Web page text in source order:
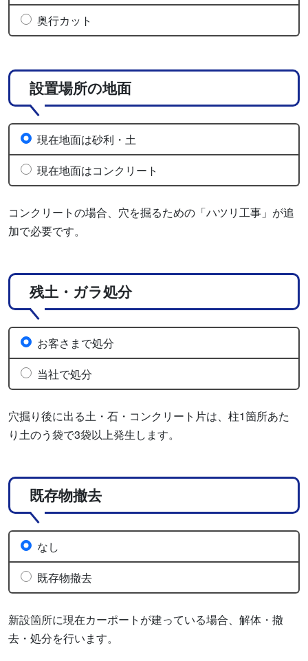
奥行カット
設置場所の地面
コンクリートの場合、穴を掘るための「ハツリ工事」が追
加で必要です。
現在地面は砂利・土
現在地面はコンクリート
残土・ガラ処分
穴掘り後に出る土・石・コンクリート片は、柱1箇所あた
り土のう袋で3袋以上発生します。
お客さまで処分
当社で処分
既存物撤去
新設箇所に現在カーポートが建っている場合、解体・撤
去・処分を行います。
なし
既存物撤去